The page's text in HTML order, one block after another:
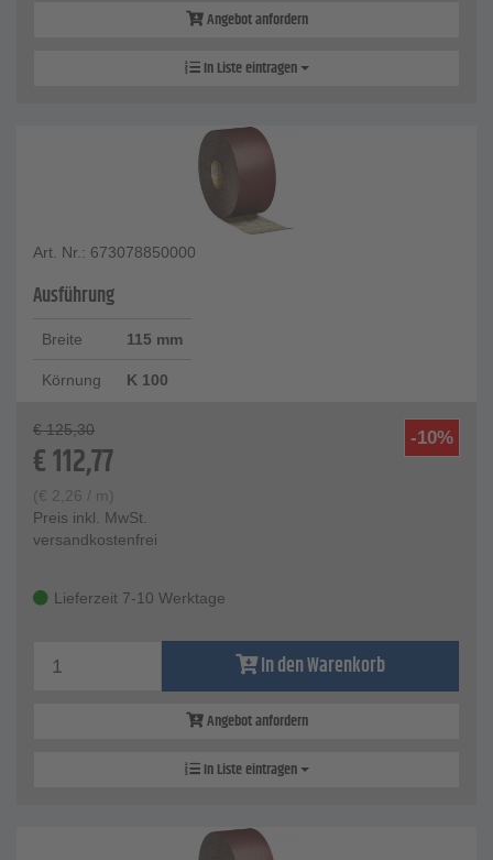
Angebot anfordern
In Liste eintragen
Art. Nr.: 673078850000
Ausführung
Breite 115 mm
Körnung K 100
-10%
€ 125,30
€112,77
(€ 2,26 / m)
Preis inkl. MwSt.
versandkostenfrei
Lieferzeit 7-10 Werktage
In den Warenkorb
Angebot anfordern
In Liste eintragen